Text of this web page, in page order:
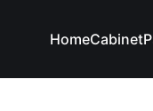
HomeCabinet